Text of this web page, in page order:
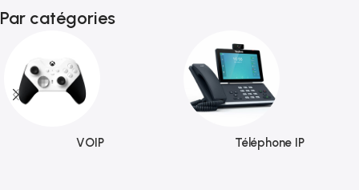
Par catégories
VOIP Téléphone IP